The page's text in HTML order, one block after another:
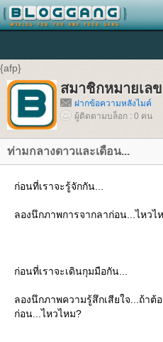
{afp}
สมาชิกหมายเล
ฝากข้อความหลังไมค์
ผู้ติดตามบล็อก : 0 คน
ท่ามกลางดาวและเดือน...
ก่อนที่เราจะรู้จักกัน...
ลองนึกภาพการจากลาก่อน...ไหวไ
ก่อนที่เราจะเดินกุมมือกัน...
ลองนึกภาพความรู้สึกเสียใจ...ถ้า
ก่อน...ไหวไหม?